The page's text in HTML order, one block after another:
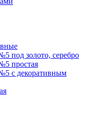
под золото, серебро
простая
с декоративным